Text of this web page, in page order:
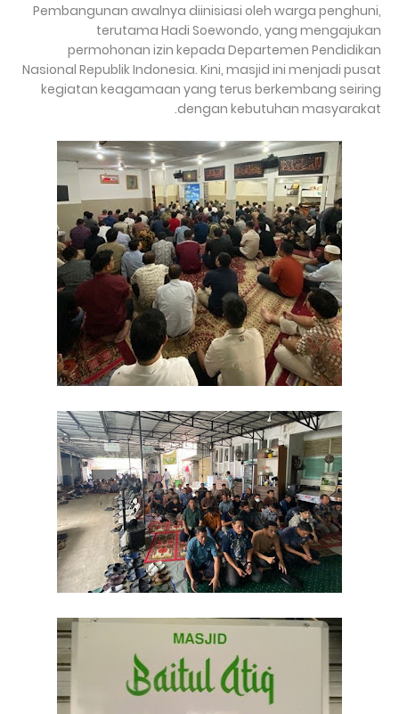
Pembangunan awalnya diinisiasi oleh warga penghuni,
terutama Hadi Soewondo, yang mengajukan
permohonan izin kepada Departemen Pendidikan
Nasional Republik Indonesia. Kini, masjid ini menjadi pusat
kegiatan keagamaan yang terus berkembang seiring
dengan kebutuhan masyarakat.